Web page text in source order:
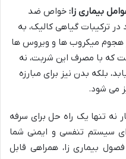
بیماری زا: خواص ضد
ترکیبات گیاهی کالیک، به
هجوم میکروب ها و ویروس ها
که با مصرف این شربت، نه
بلکه بدن نیز برای مبارزه
می شود.
نه تنها یک راه حل برای سرفه
سیستم تنفسی و ایمنی شما
بیماری زا، همراهی قابل